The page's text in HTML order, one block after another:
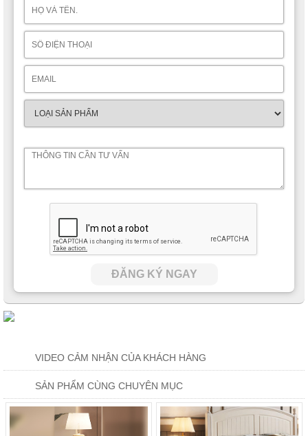
ĐĂNG KÝ NGAY
VIDEO CẢM NHẬN CỦA KHÁCH HÀNG
SẢN PHẨM CÙNG CHUYÊN MỤC